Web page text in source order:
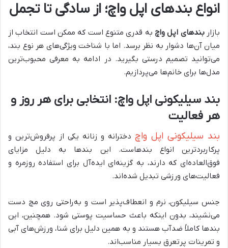
انواع بندهای اپل واچ؛ از سادگی تا تجمل
بازاربندهای اپل واچ به قدری متنوع است که ممکن است انتخاب از
میان آن‌ها دشوار به نظر برسد. اما با شناخت ویژگی‌های هر نوع بند،
می‌توانید تصمیم درستی بگیرید. در ادامه به معرفی محبوب‌ترین
مدل‌ها برای خانم‌ها می‌پردازیم.
بند سیلیکونی اپل واچ: انتخابی برای هر روز و
هر فعالیت
بند سیلیکونی اپل واچ دخترانه و زنانه یکی از پرفروش‌ترین و
پرکاربردترین انواع بندهاست. این بندها به دلیل مزایای
فوق‌العاده‌ای که دارند، به گزینه‌ای ایده‌آل برای استفاده روزمره و
فعالیت‌های ورزشی تبدیل شده‌اند.
جنس سیلیکون، نرم و انعطاف‌پذیر است و به‌راحتی روی مچ دست
می‌نشیند، بدون اینکه باعث حساسیت پوستی شود. همچنین، این
بندها کاملاً ضدآب هستند و به همین دلیل برای شنا، ورزش‌های آبی
و تمرینات پرتعرق بسیار مناسب‌اند.